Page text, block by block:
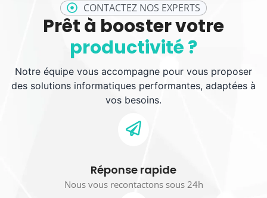
CONTACTEZ NOS EXPERTS
Prêt à booster votre
productivité ?
Notre équipe vous accompagne pour vous proposer
des solutions informatiques performantes, adaptées à
vos besoins.
Réponse rapide
Nous vous recontactons sous 24h